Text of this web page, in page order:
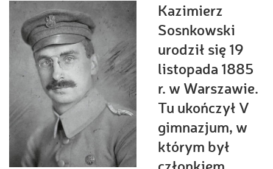
Kazimierz
Sosnkowski
urodził się 19
listopada 1885
r. w Warszawie.
Tu ukończył V
gimnazjum, w
którym był